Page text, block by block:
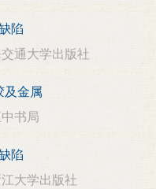
陷
通大学出版社
及金属
书局
陷
大学出版社